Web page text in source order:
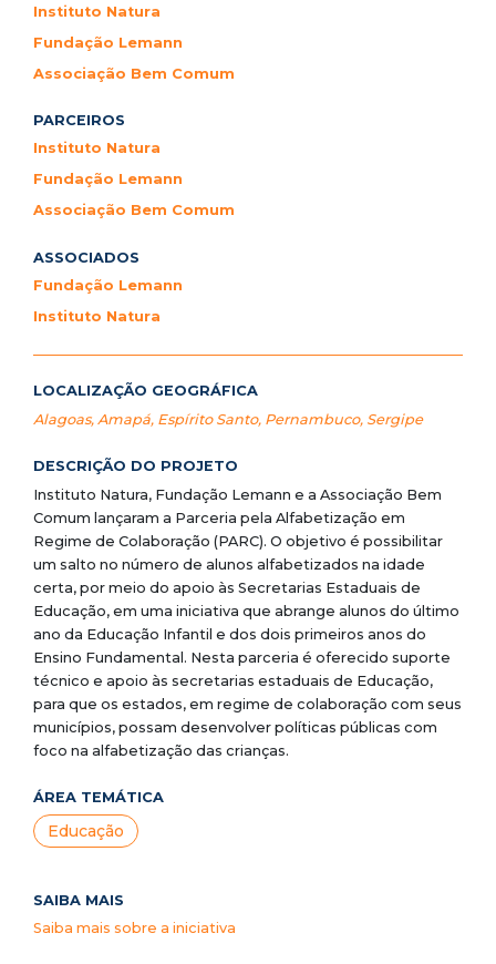
Instituto Natura
Fundação Lemann
Associação Bem Comum
PARCEIROS
Instituto Natura
Fundação Lemann
Associação Bem Comum
ASSOCIADOS
Fundação Lemann
Instituto Natura
LOCALIZAÇÃO GEOGRÁFICA
Alagoas, Amapá, Espírito Santo, Pernambuco, Sergipe
DESCRIÇÃO DO PROJETO
Instituto Natura, Fundação Lemann e a Associação Bem
Comum lançaram a Parceria pela Alfabetização em
Regime de Colaboração (PARC). O objetivo é possibilitar
um salto no número de alunos alfabetizados na idade
certa, por meio do apoio às Secretarias Estaduais de
Educação, em uma iniciativa que abrange alunos do último
ano da Educação Infantil e dos dois primeiros anos do
Ensino Fundamental. Nesta parceria é oferecido suporte
técnico e apoio às secretarias estaduais de Educação,
para que os estados, em regime de colaboração com seus
municípios, possam desenvolver políticas públicas com
foco na alfabetização das crianças.
ÁREA TEMÁTICA
Educação
SAIBA MAIS
Saiba mais sobre a iniciativa